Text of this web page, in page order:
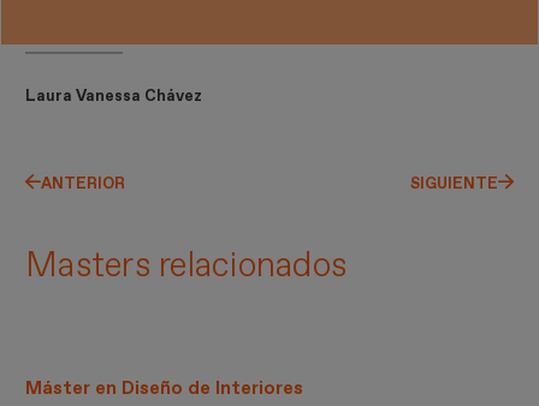
Laura Vanessa Chávez
ANTERIOR SIGUIENTE
Masters relacionados
Máster en Diseño de Interiores